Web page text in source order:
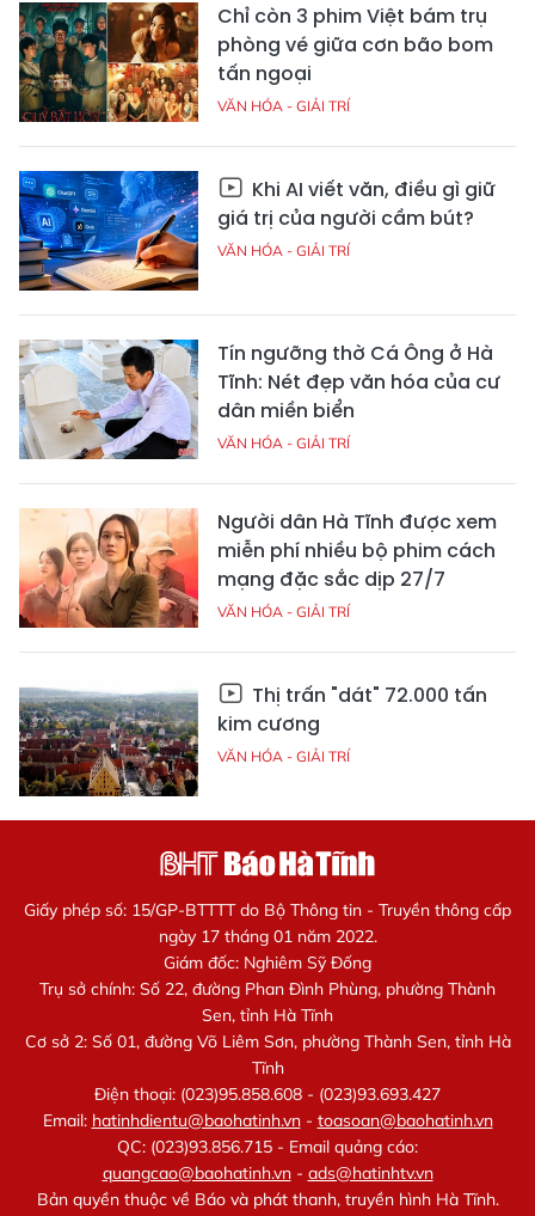
Chỉ còn 3 phim Việt bám trụ
phòng vé giữa cơn bão bom
tấn ngoại
VĂN HÓA - GIẢI TRÍ
Khi AI viết văn, điều gì giữ
giá trị của người cầm bút?
VĂN HÓA - GIẢI TRÍ
Tín ngưỡng thờ Cá Ông ở Hà
Tĩnh: Nét đẹp văn hóa của cư
dân miền biển
VĂN HÓA - GIẢI TRÍ
Người dân Hà Tĩnh được xem
miễn phí nhiều bộ phim cách
mạng đặc sắc dịp 27/7
VĂN HÓA - GIẢI TRÍ
Thị trấn "dát" 72.000 tấn
kim cương
VĂN HÓA - GIẢI TRÍ
Giấy phép số: 15/GP-BTTTT do Bộ Thông tin - Truyền thông cấp
ngày 17 tháng 01 năm 2022.
Giám đốc: Nghiêm Sỹ Đống
Trụ sở chính: Số 22, đường Phan Đình Phùng, phường Thành
Sen, tỉnh Hà Tĩnh
Cơ sở 2: Số 01, đường Võ Liêm Sơn, phường Thành Sen, tỉnh Hà
Tĩnh
Điện thoại: (023)95.858.608 - (023)93.693.427
Email: hatinhdientu@baohatinh.vn- toasoan@baohatinh.vn
QC: (023)93.856.715 - Email quảng cáo:
quangcao@baohatinh.vn- ads@hatinhtv.vn
Bản quyền thuộc về Báo và phát thanh, truyền hình Hà Tĩnh.